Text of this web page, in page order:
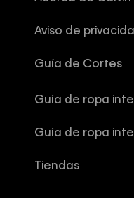
Aviso de
Guía de Cortes
Guía de ropa
Guía de ropa
Tiendas